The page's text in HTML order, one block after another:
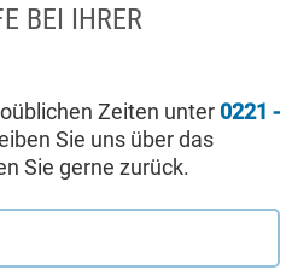
BEI IHRER
Zeiten unter 0221 -
Sie uns über das
Sie gerne zurück.